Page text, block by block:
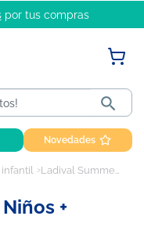
por tus compras

Novedades
infantil Ladival Summer Pack Niños + Adultos
+